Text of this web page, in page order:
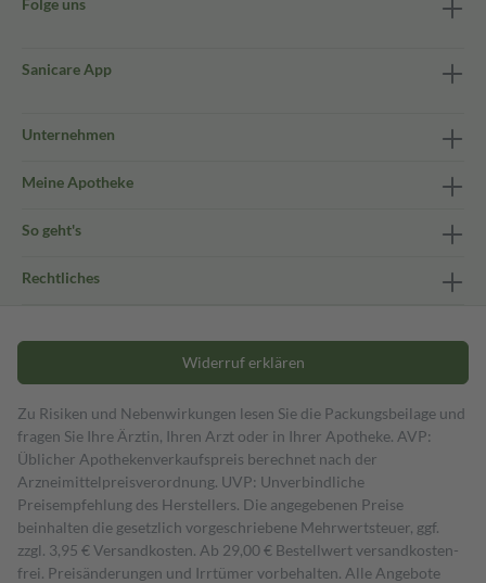
Folge uns
Sanicare App
Unternehmen
Meine Apotheke
So geht's
Rechtliches
Widerruf erklären
Zu Risiken und Nebenwirkungen lesen Sie die Packungsbeilage und
fragen Sie Ihre Ärztin, Ihren Arzt oder in Ihrer Apotheke. AVP:
Üblicher Apothekenverkaufspreis berechnet nach der
Arzneimittelpreisverordnung. UVP: Unverbindliche
Preisempfehlung des Herstellers. Die angegebenen Preise
beinhalten die gesetzlich vorgeschriebene Mehrwertsteuer, ggf.
zzgl. 3,95 € Versandkosten. Ab 29,00 € Bestell­wert versand­kosten­
frei. Preisänderungen und Irrtümer vorbehalten. Alle Angebote